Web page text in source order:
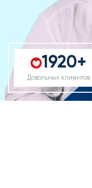
1920+
Довольных клиентов